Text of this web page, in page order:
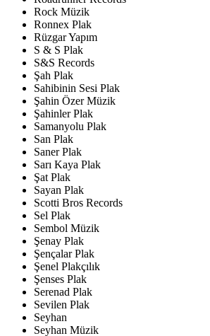
Rock Müzik
Ronnex Plak
Rüzgar Yapım
S & S Plak
S&S Records
Şah Plak
Sahibinin Sesi Plak
Şahin Özer Müzik
Şahinler Plak
Samanyolu Plak
San Plak
Saner Plak
Sarı Kaya Plak
Şat Plak
Sayan Plak
Scotti Bros Records
Sel Plak
Sembol Müzik
Şenay Plak
Şençalar Plak
Şenel Plakçılık
Şenses Plak
Serenad Plak
Sevilen Plak
Seyhan
Seyhan Müzik